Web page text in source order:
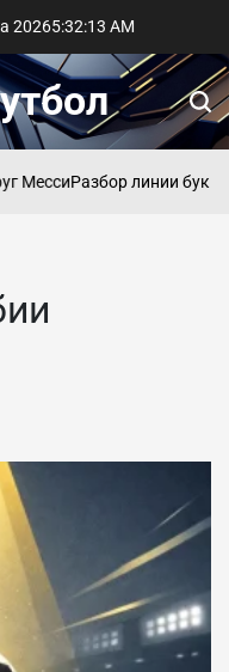
20265:32:14 AM
МессиРазбор линии